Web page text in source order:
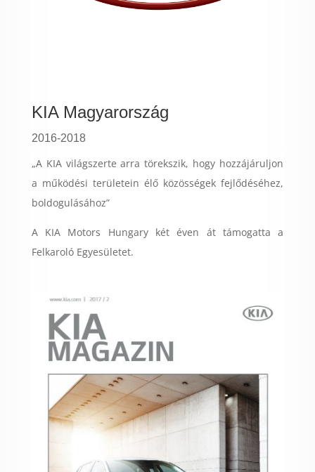
KIA Magyarország
2016-2018
„A KIA világszerte arra törekszik, hogy hozzájáruljon
a működési területein élő közösségek fejlődéséhez,
boldogulásához”
A KIA Motors Hungary két éven át támogatta a
Felkaroló Egyesületet.